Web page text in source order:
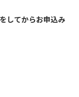
してからお申込み